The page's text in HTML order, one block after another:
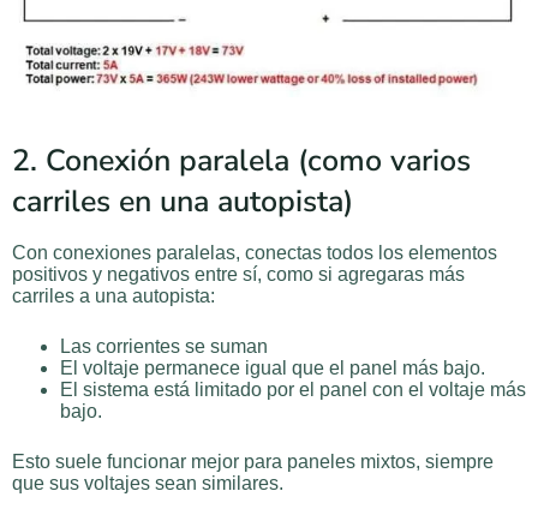
2. Conexión paralela (como varios
carriles en una autopista)
Con conexiones paralelas, conectas todos los elementos
positivos y negativos entre sí, como si agregaras más
carriles a una autopista:
Las corrientes se suman
El voltaje permanece igual que el panel más bajo.
El sistema está limitado por el panel con el voltaje más
bajo.
Esto suele funcionar mejor para paneles mixtos, siempre
que sus voltajes sean similares.